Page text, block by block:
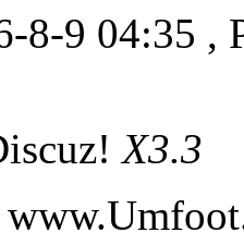
8-9 04:35 ,
X3.3